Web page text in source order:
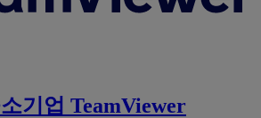
기업 TeamViewer